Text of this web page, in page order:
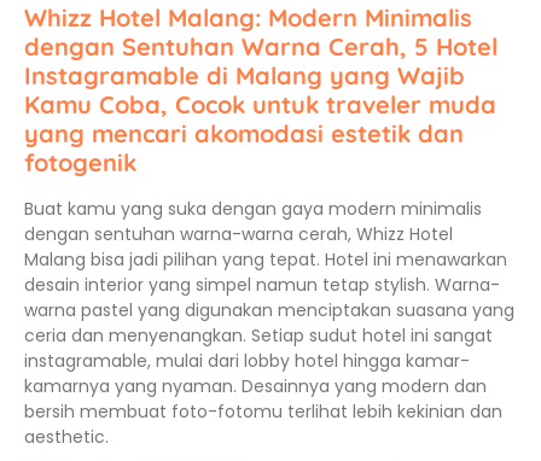
Whizz Hotel Malang: Modern Minimalis
dengan Sentuhan Warna Cerah, 5 Hotel
Instagramable di Malang yang Wajib
Kamu Coba, Cocok untuk traveler muda
yang mencari akomodasi estetik dan
fotogenik
Buat kamu yang suka dengan gaya modern minimalis
dengan sentuhan warna-warna cerah, Whizz Hotel
Malang bisa jadi pilihan yang tepat. Hotel ini menawarkan
desain interior yang simpel namun tetap stylish. Warna-
warna pastel yang digunakan menciptakan suasana yang
ceria dan menyenangkan. Setiap sudut hotel ini sangat
instagramable, mulai dari lobby hotel hingga kamar-
kamarnya yang nyaman. Desainnya yang modern dan
bersih membuat foto-fotomu terlihat lebih kekinian dan
aesthetic.